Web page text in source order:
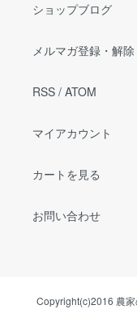
ショップブログ
メルマガ登録・解除
RSS / ATOM
マイアカウント
カートを見る
お問い合わせ
Copyright(c)2016 農